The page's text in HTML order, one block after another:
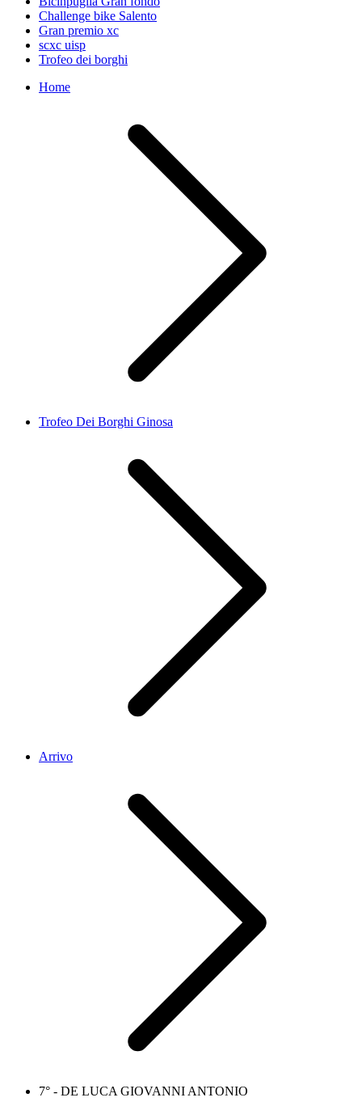
Challenge bike Salento
Gran premio xc
scxc uisp
Trofeo dei borghi
Home
Trofeo Dei Borghi Ginosa
Arrivo
7° - DE LUCA GIOVANNI ANTONIO